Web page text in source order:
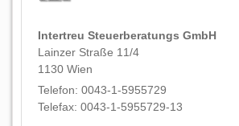
Intertreu Steuerberatungs GmbH
Lainzer Straße 11/4
1130 Wien
Telefon: 0043-1-5955729
Telefax: 0043-1-5955729-13